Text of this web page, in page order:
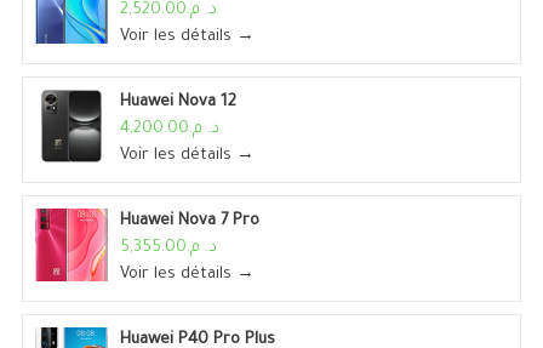
د. م.2,520.00
Voir les détails →
Huawei Nova 12
د. م.4,200.00
Voir les détails →
Huawei Nova 7 Pro
د. م.5,355.00
Voir les détails →
Huawei P40 Pro Plus